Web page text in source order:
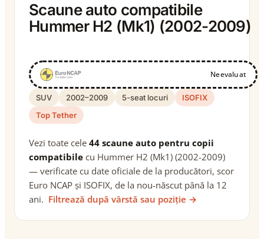
Scaune auto compatibile
Hummer H2 (Mk1) (2002-2009)
Neevaluat
SUV 2002–2009 5-seat locuri
ISOFIX
Top Tether
Vezi toate cele 44 scaune auto pentru copii
compatibile cu Hummer H2 (Mk1) (2002-2009)
— verificate cu date oficiale de la producători, scor
Euro NCAP și ISOFIX, de la nou-născut până la 12
ani. Filtrează după vârstă sau poziție →